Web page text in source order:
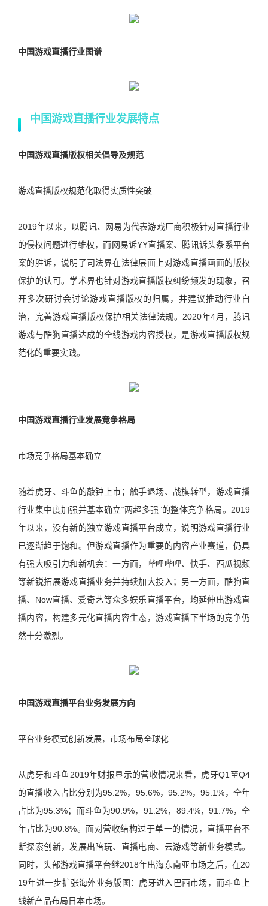
中国游戏直播行业图谱
中国游戏直播行业发展特点
中国游戏直播版权相关倡导及规范
游戏直播版权规范化取得实质性突破
2019年以来，以腾讯、网易为代表游戏厂商积极针对直播行业
的侵权问题进行维权，而网易诉YY直播案、腾讯诉头条系平台
案的胜诉，说明了司法界在法律层面上对游戏直播画面的版权
保护的认可。学术界也针对游戏直播版权纠纷频发的现象，召
开多次研讨会讨论游戏直播版权的归属，并建议推动行业自
治，完善游戏直播版权保护相关法律法规。2020年4月，腾讯
游戏与酷狗直播达成的全线游戏内容授权，是游戏直播版权规
范化的重要实践。
中国游戏直播行业发展竞争格局
市场竞争格局基本确立
随着虎牙、斗鱼的敲钟上市；触手退场、战旗转型，游戏直播
行业集中度加强并基本确立“两超多强”的整体竞争格局。2019
年以来，没有新的独立游戏直播平台成立，说明游戏直播行业
已逐渐趋于饱和。但游戏直播作为重要的内容产业赛道，仍具
有强大吸引力和新机会：一方面，哔哩哔哩、快手、西瓜视频
等新锐拓展游戏直播业务并持续加大投入；另一方面，酷狗直
播、Now直播、爱奇艺等众多娱乐直播平台，均延伸出游戏直
播内容，构建多元化直播内容生态，游戏直播下半场的竞争仍
然十分激烈。
中国游戏直播平台业务发展方向
平台业务模式创新发展，市场布局全球化
从虎牙和斗鱼2019年财报显示的营收情况来看，虎牙Q1至Q4
的直播收入占比分别为95.2%，95.6%，95.2%，95.1%，全年
占比为95.3%；而斗鱼为90.9%，91.2%，89.4%，91.7%，全
年占比为90.8%。面对营收结构过于单一的情况，直播平台不
断探索创新，发展出陪玩、直播电商、云游戏等新业务模式。
同时，头部游戏直播平台继2018年出海东南亚市场之后，在20
19年进一步扩张海外业务版图：虎牙进入巴西市场，而斗鱼上
线新产品布局日本市场。